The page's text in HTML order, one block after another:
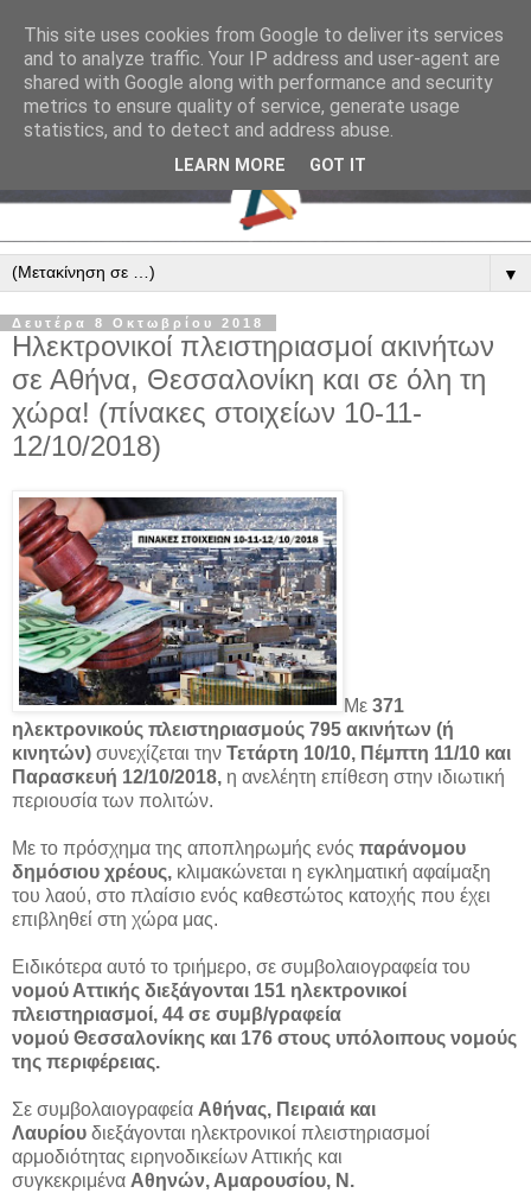
▼
Δευτέρα 8 Οκτωβρίου 2018
Ηλεκτρονικοί πλειστηριασμοί ακινήτων
σε Αθήνα, Θεσσαλονίκη και σε όλη τη
χώρα! (πίνακες στοιχείων 10-11-
12/10/2018)
Με 371
ηλεκτρονικούς πλειστηριασμούς 795 ακινήτων (ή
κινητών) συνεχίζεται την Τετάρτη 10/10, Πέμπτη 11/10 και
Παρασκευή 12/10/2018, η ανελέητη επίθεση στην ιδιωτική
περιουσία των πολιτών.
Με το πρόσχημα της αποπληρωμής ενός παράνομου
δημόσιου χρέους, κλιμακώνεται η εγκληματική αφαίμαξη
του λαού, στο πλαίσιο ενός καθεστώτος κατοχής που έχει
επιβληθεί στη χώρα μας.
Ειδικότερα αυτό το τριήμερο, σε συμβολαιογραφεία του
νομού Αττικής διεξάγονται 151 ηλεκτρονικοί
πλειστηριασμοί, 44 σε συμβ/γραφεία
νομού Θεσσαλονίκης και 176 στους υπόλοιπους νομούς
της περιφέρειας.
Σε συμβολαιογραφεία Αθήνας, Πειραιά και
Λαυρίου διεξάγονται ηλεκτρονικοί πλειστηριασμοί
αρμοδιότητας ειρηνοδικείων Αττικής και
συγκεκριμένα Αθηνών, Αμαρουσίου, Ν.
This site uses cookies from Google to deliver its services
and to analyze traffic. Your IP address and user-agent are
shared with Google along with performance and security
metrics to ensure quality of service, generate usage
statistics, and to detect and address abuse.
LEARN MORE GOT IT